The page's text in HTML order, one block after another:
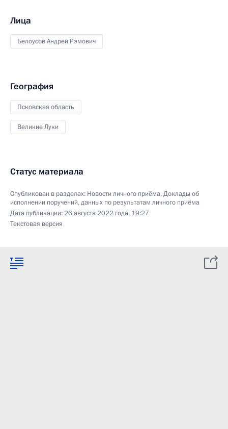
Лица
Белоусов Андрей Рэмович
География
Псковская область
Великие Луки
Статус материала
Опубликован в разделах: Новости личного приёма,Доклады об
исполнении поручений, данных по результатам личного приёма
Дата публикации:26 августа 2022 года, 19:27
Текстовая версия